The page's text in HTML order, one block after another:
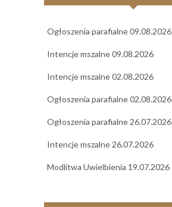
Ogłoszenia parafialne 09.08.2026
Intencje mszalne 09.08.2026
Intencje mszalne 02.08.2026
Ogłoszenia parafialne 02.08.2026
Ogłoszenia parafialne 26.07.2026
Intencje mszalne 26.07.2026
Modlitwa Uwielbienia 19.07.2026